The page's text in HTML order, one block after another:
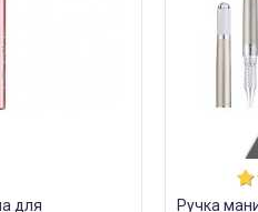
для
Ручка